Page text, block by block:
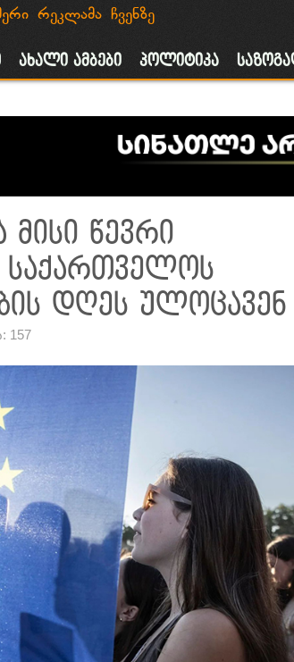
რეკლამა ჩვენზე
ახალი ამბები პოლიტიკა
მისი წევრი
საქართველოს
დღეს ულოცავენ
157